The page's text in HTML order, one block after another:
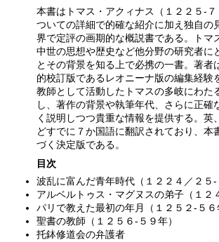
本書はトマス・アクィナス（１２２５‐
ついての詳細で的確な紹介に加え独自の
界で定評の画期的な概説書である。トマ
中世の思想や歴史など他分野の研究者に
とその背景を知る上で必携の一書。著者
的校訂版であるレオニーナ版の編集経験
教師として活動したトマスの多岐にわた
し、著作の背景や執筆年代、さらに正確
く説明しつつ貴重な情報を提供する。英
どすでに７か国語に翻訳されており、本
づく決定版である。
目次
波乱に富んだ青年時代（１２２４／２５‐
アルベルトゥス・マグヌスの弟子（１２
パリで教えた最初の年月（１２５２‐５６
聖書の教師（１２５６‐５９年）
托鉢修道会の弁護者